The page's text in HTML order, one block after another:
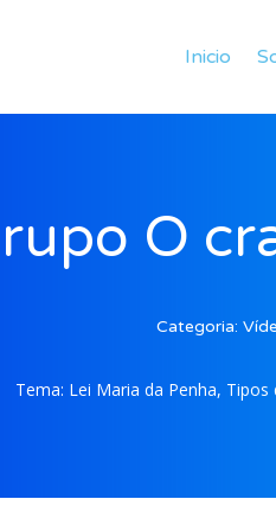
Inicio
O
Categoria:
Tema: Lei Maria da Penha, Tipos